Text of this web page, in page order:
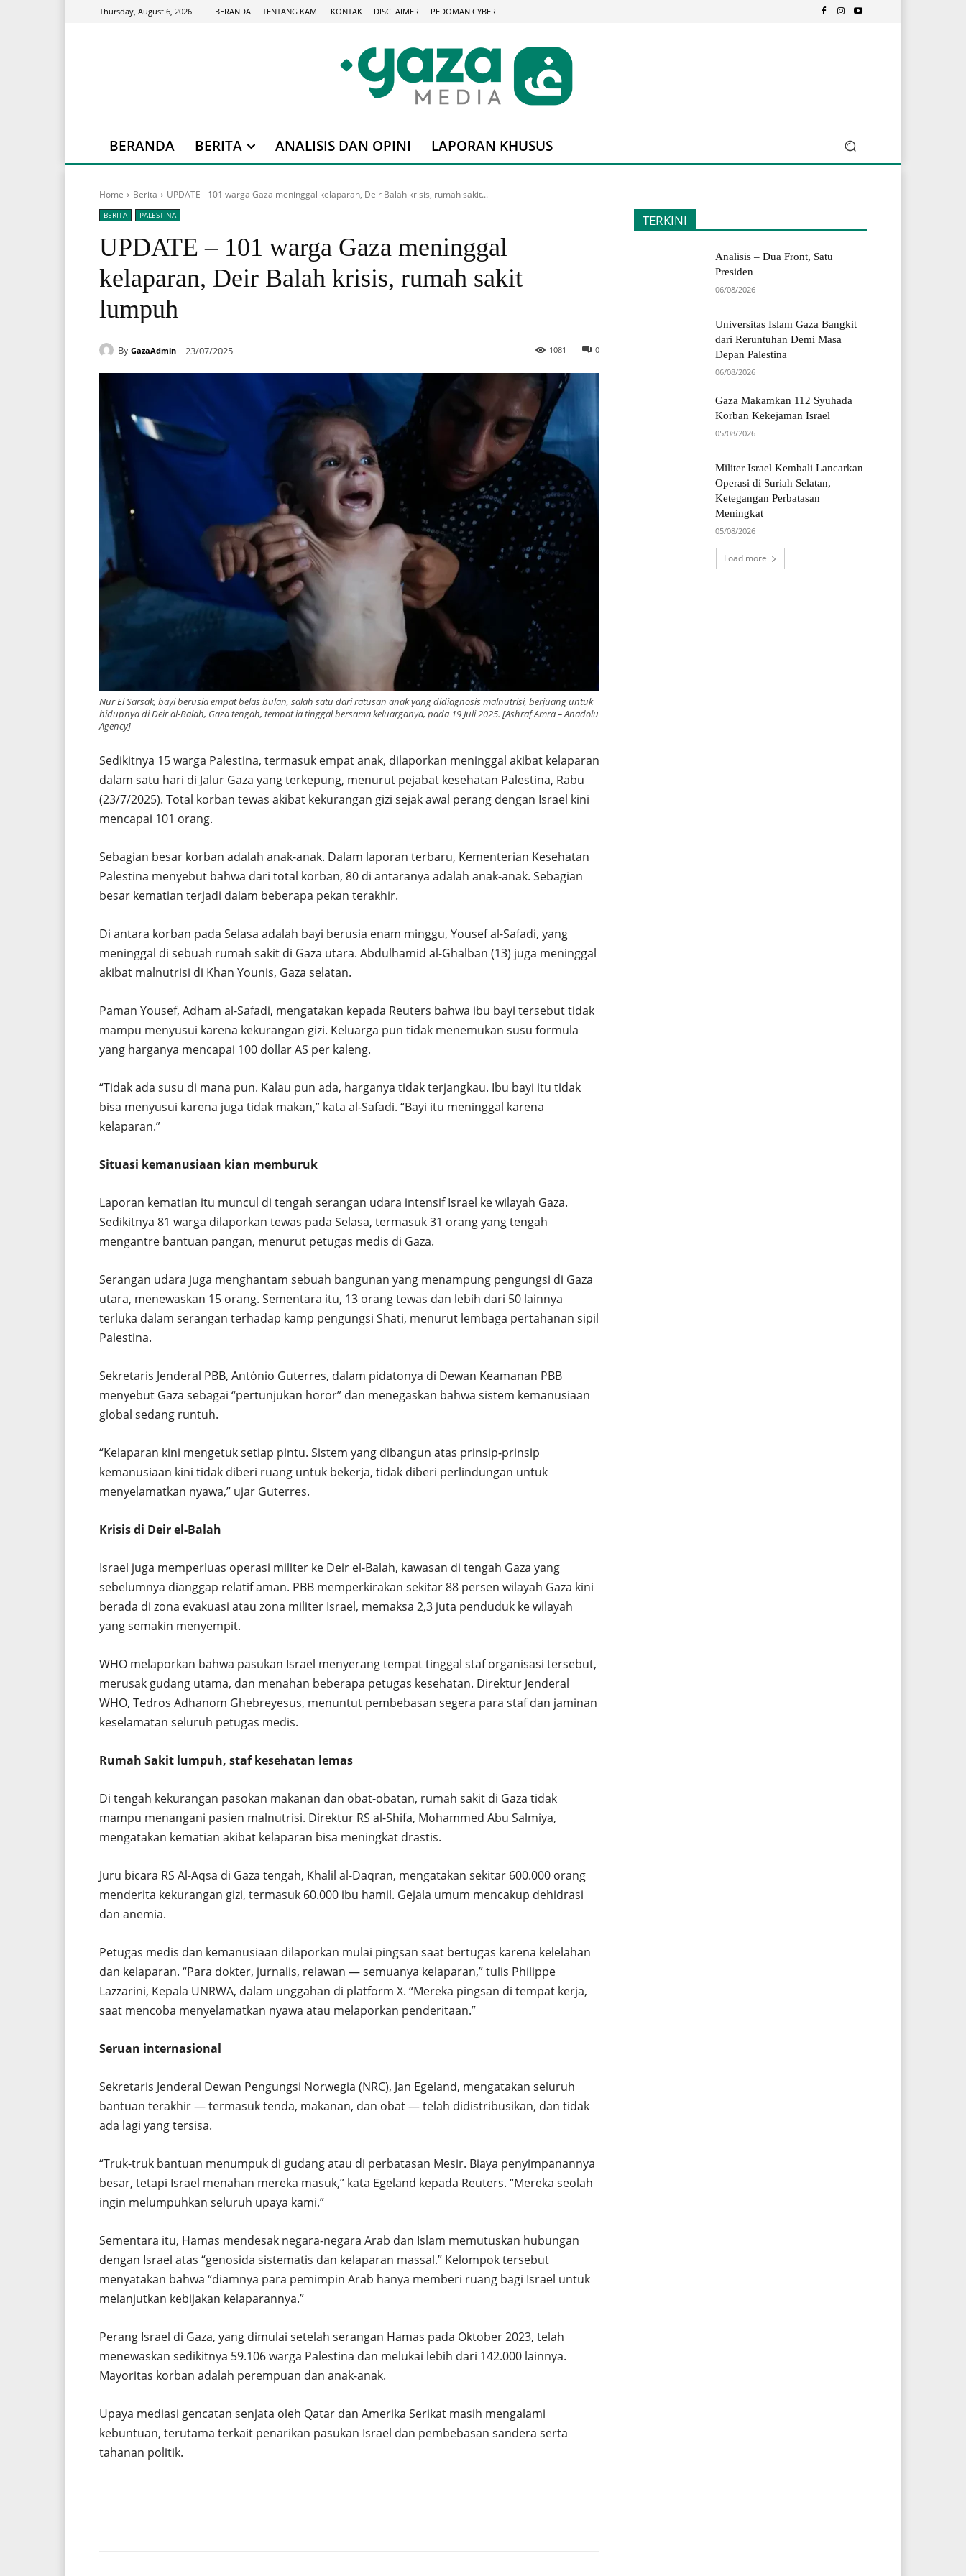
Thursday, August 6, 2026 BERANDA TENTANG KAMI KONTAK DISCLAIMER PEDOMAN CYBER
BERANDA BERITA ANALISIS DAN OPINI LAPORAN KHUSUS
Home Berita UPDATE - 101 warga Gaza meninggal kelaparan, Deir Balah krisis, rumah sakit...
BERITA PALESTINA
UPDATE – 101 warga Gaza meninggal
kelaparan, Deir Balah krisis, rumah sakit
lumpuh
By GazaAdmin 23/07/2025 0
1081
Nur El Sarsak, bayi berusia empat belas bulan, salah satu dari ratusan anak yang didiagnosis malnutrisi, berjuang untuk
hidupnya di Deir al-Balah, Gaza tengah, tempat ia tinggal bersama keluarganya, pada 19 Juli 2025. [Ashraf Amra – Anadolu
Agency]
Sedikitnya 15 warga Palestina, termasuk empat anak, dilaporkan meninggal akibat kelaparan
dalam satu hari di Jalur Gaza yang terkepung, menurut pejabat kesehatan Palestina, Rabu
(23/7/2025). Total korban tewas akibat kekurangan gizi sejak awal perang dengan Israel kini
mencapai 101 orang.
Sebagian besar korban adalah anak-anak. Dalam laporan terbaru, Kementerian Kesehatan
Palestina menyebut bahwa dari total korban, 80 di antaranya adalah anak-anak. Sebagian
besar kematian terjadi dalam beberapa pekan terakhir.
Di antara korban pada Selasa adalah bayi berusia enam minggu, Yousef al-Safadi, yang
meninggal di sebuah rumah sakit di Gaza utara. Abdulhamid al-Ghalban (13) juga meninggal
akibat malnutrisi di Khan Younis, Gaza selatan.
Paman Yousef, Adham al-Safadi, mengatakan kepada Reuters bahwa ibu bayi tersebut tidak
mampu menyusui karena kekurangan gizi. Keluarga pun tidak menemukan susu formula
yang harganya mencapai 100 dollar AS per kaleng.
“Tidak ada susu di mana pun. Kalau pun ada, harganya tidak terjangkau. Ibu bayi itu tidak
bisa menyusui karena juga tidak makan,” kata al-Safadi. “Bayi itu meninggal karena
kelaparan.”
Situasi kemanusiaan kian memburuk
Laporan kematian itu muncul di tengah serangan udara intensif Israel ke wilayah Gaza.
Sedikitnya 81 warga dilaporkan tewas pada Selasa, termasuk 31 orang yang tengah
mengantre bantuan pangan, menurut petugas medis di Gaza.
Serangan udara juga menghantam sebuah bangunan yang menampung pengungsi di Gaza
utara, menewaskan 15 orang. Sementara itu, 13 orang tewas dan lebih dari 50 lainnya
terluka dalam serangan terhadap kamp pengungsi Shati, menurut lembaga pertahanan sipil
Palestina.
Sekretaris Jenderal PBB, António Guterres, dalam pidatonya di Dewan Keamanan PBB
menyebut Gaza sebagai “pertunjukan horor” dan menegaskan bahwa sistem kemanusiaan
global sedang runtuh.
“Kelaparan kini mengetuk setiap pintu. Sistem yang dibangun atas prinsip-prinsip
kemanusiaan kini tidak diberi ruang untuk bekerja, tidak diberi perlindungan untuk
menyelamatkan nyawa,” ujar Guterres.
Krisis di Deir el-Balah
Israel juga memperluas operasi militer ke Deir el-Balah, kawasan di tengah Gaza yang
sebelumnya dianggap relatif aman. PBB memperkirakan sekitar 88 persen wilayah Gaza kini
berada di zona evakuasi atau zona militer Israel, memaksa 2,3 juta penduduk ke wilayah
yang semakin menyempit.
WHO melaporkan bahwa pasukan Israel menyerang tempat tinggal staf organisasi tersebut,
merusak gudang utama, dan menahan beberapa petugas kesehatan. Direktur Jenderal
WHO, Tedros Adhanom Ghebreyesus, menuntut pembebasan segera para staf dan jaminan
keselamatan seluruh petugas medis.
Rumah Sakit lumpuh, staf kesehatan lemas
Di tengah kekurangan pasokan makanan dan obat-obatan, rumah sakit di Gaza tidak
mampu menangani pasien malnutrisi. Direktur RS al-Shifa, Mohammed Abu Salmiya,
mengatakan kematian akibat kelaparan bisa meningkat drastis.
Juru bicara RS Al-Aqsa di Gaza tengah, Khalil al-Daqran, mengatakan sekitar 600.000 orang
menderita kekurangan gizi, termasuk 60.000 ibu hamil. Gejala umum mencakup dehidrasi
dan anemia.
Petugas medis dan kemanusiaan dilaporkan mulai pingsan saat bertugas karena kelelahan
dan kelaparan. “Para dokter, jurnalis, relawan — semuanya kelaparan,” tulis Philippe
Lazzarini, Kepala UNRWA, dalam unggahan di platform X. “Mereka pingsan di tempat kerja,
saat mencoba menyelamatkan nyawa atau melaporkan penderitaan.”
Seruan internasional
Sekretaris Jenderal Dewan Pengungsi Norwegia (NRC), Jan Egeland, mengatakan seluruh
bantuan terakhir — termasuk tenda, makanan, dan obat — telah didistribusikan, dan tidak
ada lagi yang tersisa.
“Truk-truk bantuan menumpuk di gudang atau di perbatasan Mesir. Biaya penyimpanannya
besar, tetapi Israel menahan mereka masuk,” kata Egeland kepada Reuters. “Mereka seolah
ingin melumpuhkan seluruh upaya kami.”
Sementara itu, Hamas mendesak negara-negara Arab dan Islam memutuskan hubungan
dengan Israel atas “genosida sistematis dan kelaparan massal.” Kelompok tersebut
menyatakan bahwa “diamnya para pemimpin Arab hanya memberi ruang bagi Israel untuk
melanjutkan kebijakan kelaparannya.”
Perang Israel di Gaza, yang dimulai setelah serangan Hamas pada Oktober 2023, telah
menewaskan sedikitnya 59.106 warga Palestina dan melukai lebih dari 142.000 lainnya.
Mayoritas korban adalah perempuan dan anak-anak.
Upaya mediasi gencatan senjata oleh Qatar dan Amerika Serikat masih mengalami
kebuntuan, terutama terkait penarikan pasukan Israel dan pembebasan sandera serta
tahanan politik.
TERKINI
Analisis – Dua Front, Satu
Presiden
06/08/2026
Universitas Islam Gaza Bangkit
dari Reruntuhan Demi Masa
Depan Palestina
06/08/2026
Gaza Makamkan 112 Syuhada
Korban Kekejaman Israel
05/08/2026
Militer Israel Kembali Lancarkan
Operasi di Suriah Selatan,
Ketegangan Perbatasan
Meningkat
05/08/2026
Load more